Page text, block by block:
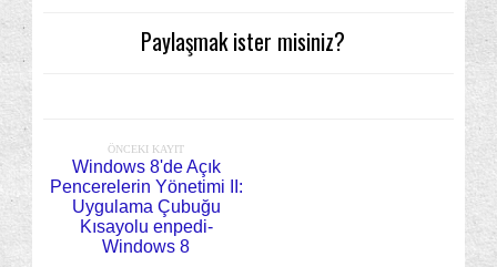
Paylaşmak ister misiniz?
ÖNCEKI KAYIT
Windows 8'de Açık
Pencerelerin Yönetimi II:
Uygulama Çubuğu
Kısayolu enpedi-
Windows 8